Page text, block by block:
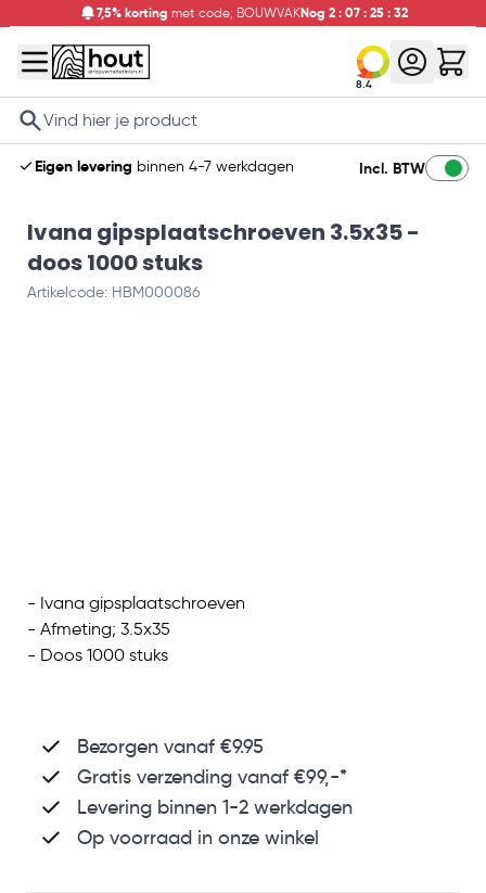
7,5% korting met code; BOUWVAKNog 2 : 07 : 25 : 31
8.4
Search
Eigen levering binnen 4-7 werkdagen Incl. BTW
Ivana gipsplaatschroeven 3.5x35 -
doos 1000 stuks
Artikelcode: HBM000086
- Ivana gipsplaatschroeven
- Afmeting; 3.5x35
- Doos 1000 stuks
Bezorgen vanaf €9.95
Gratis verzending vanaf €99,-*
Levering binnen 1-2 werkdagen
Op voorraad in onze winkel